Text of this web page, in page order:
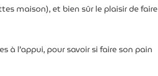
maison), et bien sûr le plaisir de faire
à l’appui, pour savoir si faire son pain